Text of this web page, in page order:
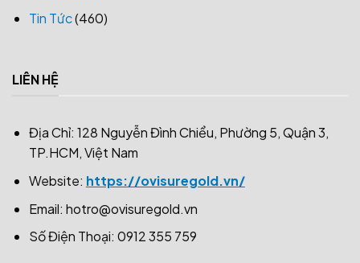
Tin Tức(460)
LIÊN HỆ
Địa Chỉ: 128 Nguyễn Đình Chiểu, Phường 5, Quận 3,
TP.HCM, Việt Nam
Website: https://ovisuregold.vn/
Email: hotro@ovisuregold.vn
Số Điện Thoại: 0912 355 759